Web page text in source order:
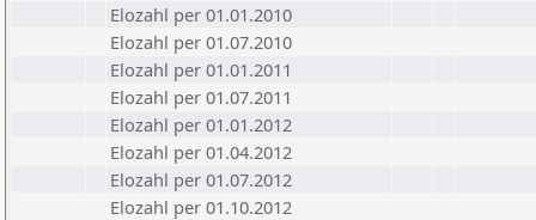
Elozahl per 01.01.2010
Elozahl per 01.07.2010
Elozahl per 01.01.2011
Elozahl per 01.07.2011
Elozahl per 01.01.2012
Elozahl per 01.04.2012
Elozahl per 01.07.2012
Elozahl per 01.10.2012